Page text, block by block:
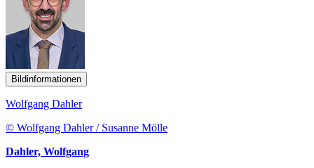
Bildinformationen
Wolfgang Dahler
© Wolfgang Dahler / Susanne Mölle
Dahler, Wolfgang